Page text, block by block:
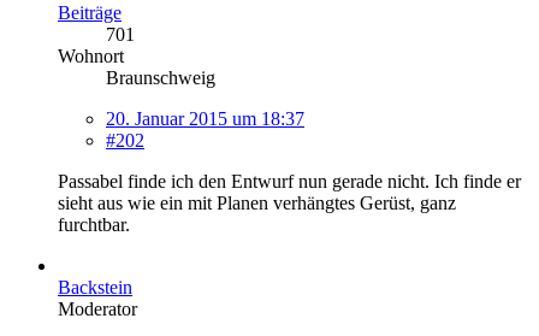
Beiträge
701
Wohnort
Braunschweig
20. Januar 2015 um 18:37
#202
Passabel finde ich den Entwurf nun gerade nicht. Ich finde er
sieht aus wie ein mit Planen verhängtes Gerüst, ganz
furchtbar.
Backstein
Moderator